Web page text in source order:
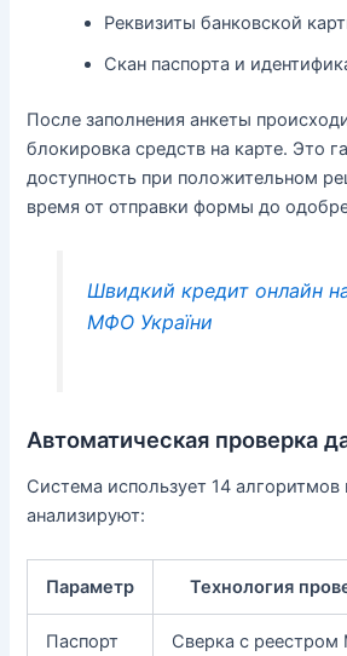
Реквизиты банковской
Скан паспорта и
После заполнения анкеты
блокировка средств на карте. Это
доступность при положительном
время от отправки формы до
Швидкий кредит онлайн
МФО України
Автоматическая проверка
Система использует 14
анализируют:
Параметр Технология
Паспорт Сверка с